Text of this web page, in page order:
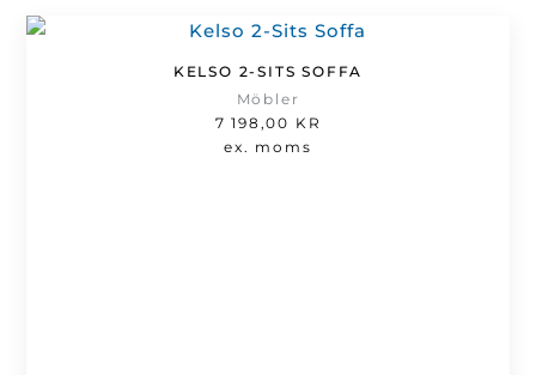
KELSO 2-SITS SOFFA
Möbler
7 198,00 KR
ex. moms